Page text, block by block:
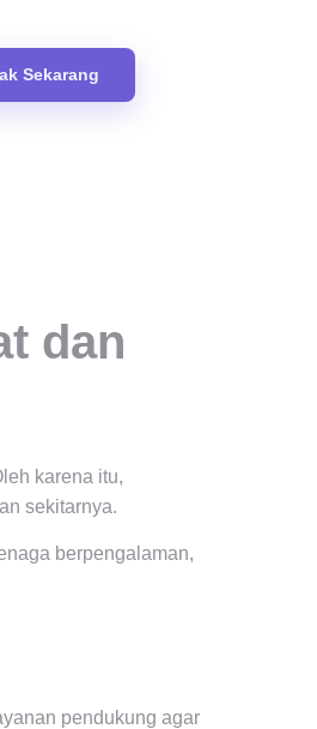
Sekarang
dan
karena itu,
sekitarnya.
berpengalaman,
pendukung agar